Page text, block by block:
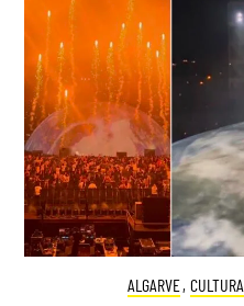
ALGARVE, CULTURA